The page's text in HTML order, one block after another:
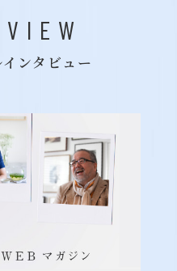
ンタビュー